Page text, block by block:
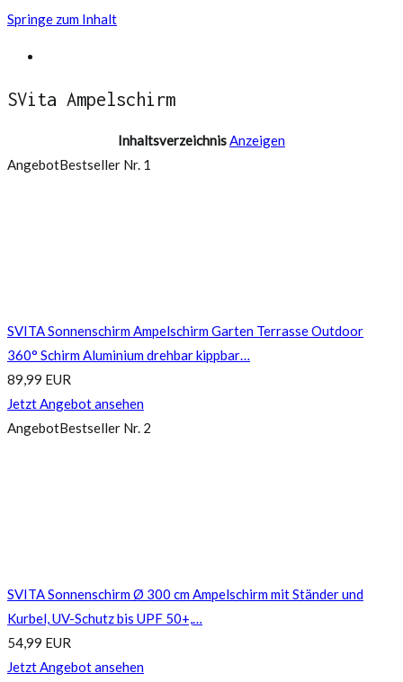
Springe zum Inhalt
SVita Ampelschirm
InhaltsverzeichnisAnzeigen
AngebotBestseller Nr. 1
SVITA Sonnenschirm Ampelschirm Garten Terrasse Outdoor
360° Schirm Aluminium drehbar kippbar…
89,99 EUR
Jetzt Angebot ansehen
AngebotBestseller Nr. 2
SVITA Sonnenschirm Ø 300 cm Ampelschirm mit Ständer und
Kurbel, UV-Schutz bis UPF 50+,…
54,99 EUR
Jetzt Angebot ansehen